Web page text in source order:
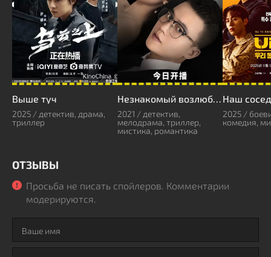
Выше туч
2025 / детектив, драма,
триллер
Незнакомый возлюбленный
2021 / детектив,
мелодрама, триллер,
мистика, романтика
2025 /
комедия,
ОТЗЫВЫ
Просьба не писать спойлеров. Комментарии
модерируются.